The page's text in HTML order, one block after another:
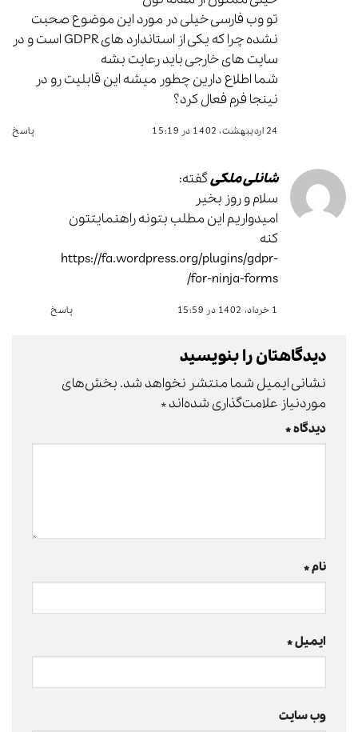
تو وب فارسی خیلی در مورد این موضوع صحبت
نشده چرا که یکی از استاندارد های GDPR است و در
سایت های خارجی باید رعایت بشه
شما اطلاع دارین چطور میشه این قابلیت رو در
نینجا فرم فعال کرد؟
24 اردیبهشت، 1402 در 15:19 پاسخ
شانلی ملکیگفته:
سلام و روز بخیر
امیدواریم این مطلب بتونه راهنمایتتون
کنه
https://fa.wordpress.org/plugins/gdpr-
for-ninja-forms/
1 خرداد، 1402 در 15:59 پاسخ
دیدگاهتان را بنویسید
نشانی ایمیل شما منتشر نخواهد شد. بخش‌های
موردنیاز علامت‌گذاری شده‌اند*
دیدگاه*
نام*
ایمیل*
وب‌ سایت